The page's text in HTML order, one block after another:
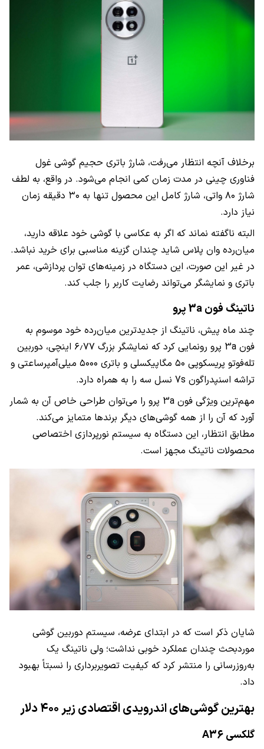
برخلاف آنچه انتظار می‌رفت، شارژ باتری حجیم گوشی غول
فناوری چینی در مدت زمان کمی انجام می‌شود. در واقع، به لطف
شارژ ۸۰ واتی، شارژ کامل این محصول تنها به ۳۰ دقیقه زمان
نیاز دارد.
البته ناگفته نماند که اگر به عکاسی با گوشی خود علاقه دارید،
میان‌رده وان پلاس شاید چندان گزینه مناسبی برای خرید نباشد.
در غیر این صورت، این دستگاه در زمینه‌های توان پردازشی، عمر
باتری و نمایشگر می‌تواند رضایت کاربر را جلب کند.
ناتینگ فون 3a پرو
چند ماه پیش، ناتینگ از جدیدترین میان‌رده خود موسوم به
فون 3a پرو رونمایی کرد که نمایشگر بزرگ ۶٫۷۷ اینچی، دوربین
تله‌فوتو پریسکوپی ۵۰ مگاپیکسلی و باتری ۵۰۰۰ میلی‌آمپرساعتی و
تراشه اسنپدراگون 7s نسل سه را به همراه دارد.
مهم‌ترین ویژگی فون 3a پرو را می‌توان طراحی خاص آن به شمار
آورد که آن را از همه گوشی‌های دیگر برندها متمایز می‌کند.
مطابق انتظار، این دستگاه به سیستم نورپردازی اختصاصی
محصولات ناتینگ مجهز است.
شایان ذکر است که در ابتدای عرضه، سیستم دوربین گوشی
موردبحث چندان عملکرد خوبی نداشت؛ ولی ناتینگ یک
به‌روزرسانی را منتشر کرد که کیفیت تصویربرداری را نسبتاً بهبود
داد.
بهترین گوشی‌های اندرویدی اقتصادی زیر ۴۰۰ دلار
گلکسی A36